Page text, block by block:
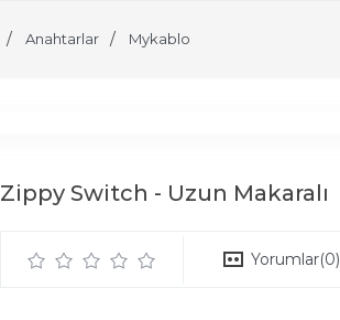
Anahtarlar Mykablo
Zippy Switch - Uzun Makaralı
Yorumlar(0)